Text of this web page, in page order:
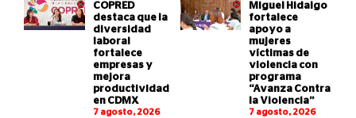
COPRED
destaca que la
diversidad
laboral
fortalece
empresas y
mejora
productividad
en CDMX
7 agosto, 2026
Miguel Hidalgo
fortalece
apoyo a
mujeres
víctimas de
violencia con
programa
“Avanza Contra
la Violencia”
7 agosto, 2026